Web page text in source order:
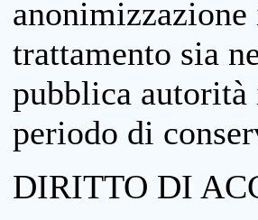
trattamento sia
pubblica autorità
periodo di
DIRITTO DI